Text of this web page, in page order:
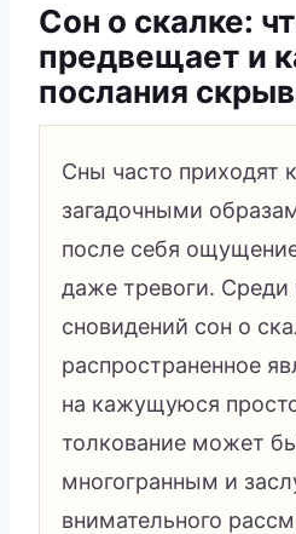
Сон о скалке:
предвещает и
послания
Сны часто приходят
загадочными
после себя
даже тревоги.
сновидений сон о
распространенное
на кажущуюся
толкование может
многогранным и
внимательного